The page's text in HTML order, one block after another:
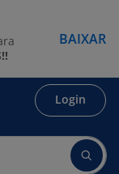
Login
BAIXAR